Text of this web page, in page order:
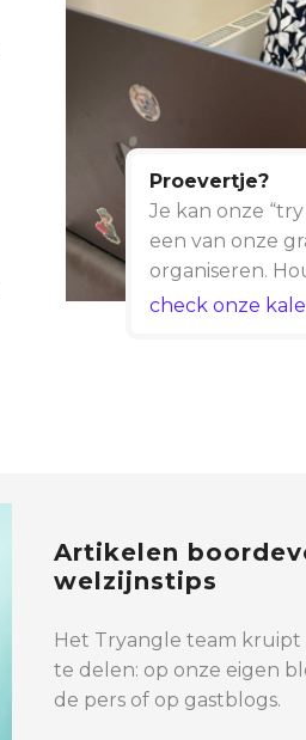
Proevertje?
Je kan onze
een van onze
organiseren.
check onze
Artikelen
welzijnstips
Het Tryangle team kruipt
te delen: op onze eigen
de pers of op gastblogs.